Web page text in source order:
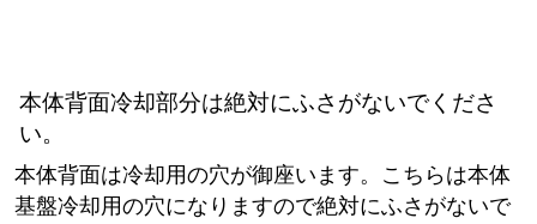
本体背面冷却部分は絶対にふさがないでくださ
い。
本体背面は冷却用の穴が御座います。こちらは本体
基盤冷却用の穴になりますので絶対にふさがないで